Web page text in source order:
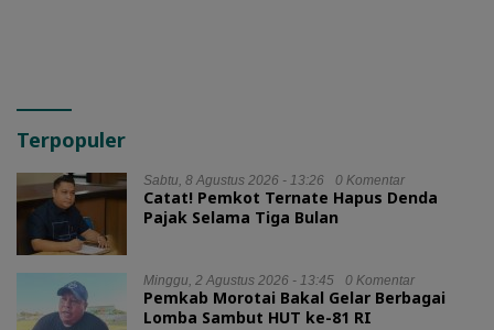
Terpopuler
Sabtu, 8 Agustus 2026 - 13:26 0 Komentar
Catat! Pemkot Ternate Hapus Denda
Pajak Selama Tiga Bulan
Minggu, 2 Agustus 2026 - 13:45 0 Komentar
Pemkab Morotai Bakal Gelar Berbagai
Lomba Sambut HUT ke-81 RI